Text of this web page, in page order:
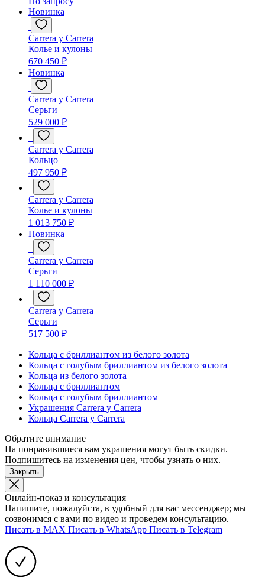
Новинка
Carrera y Carrera
Колье и кулоны
670 450 ₽
Новинка
Carrera y Carrera
Серьги
529 000 ₽
Carrera y Carrera
Кольцо
497 950 ₽
Carrera y Carrera
Колье и кулоны
1 013 750 ₽
Новинка
Carrera y Carrera
Серьги
1 110 000 ₽
Carrera y Carrera
Серьги
517 500 ₽
Кольца с бриллиантом из белого золота
Кольца с голубым бриллиантом из белого золота
Кольца из белого золота
Кольца с бриллиантом
Кольца с голубым бриллиантом
Украшения Carrera y Carrera
Кольца Carrera y Carrera
Обратите внимание
На понравившиеся вам украшения могут быть скидки.
Подпишитесь на изменения цен, чтобы узнать о них.
Закрыть
Онлайн-показ и консультация
Напишите, пожалуйста, в удобный для вас мессенджер; мы
созвонимся с вами по видео и проведем консультацию.
Писать в MAX Писать в WhatsApp Писать в Telegram